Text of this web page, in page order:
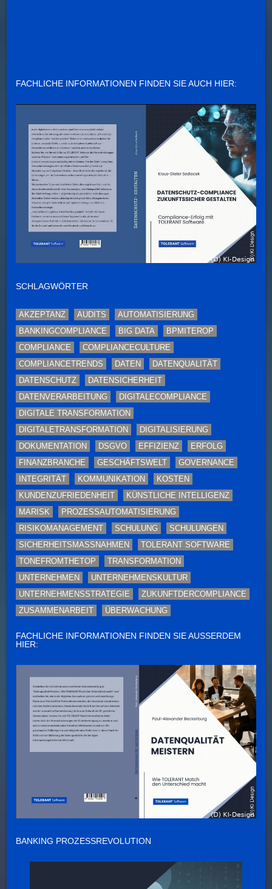
FACHLICHE INFORMATIONEN FINDEN SIE AUCH HIER:
SCHLAGWÖRTER
AKZEPTANZ AUDITS
AUTOMATISIERUNG
BANKINGCOMPLIANCE
BIG DATA
BPMITEROP
COMPLIANCE
COMPLIANCECULTURE
COMPLIANCETRENDS
DATEN
DATENQUALITÄT
DATENSCHUTZ
DATENSICHERHEIT
DATENVERARBEITUNG
DIGITALECOMPLIANCE
DIGITALE TRANSFORMATION
DIGITALETRANSFORMATION
DIGITALISIERUNG
DOKUMENTATION
DSGVO EFFIZIENZ
ERFOLG
FINANZBRANCHE
GESCHÄFTSWELT
GOVERNANCE
INTEGRITÄT
KOMMUNIKATION
KOSTEN
KUNDENZUFRIEDENHEIT
KÜNSTLICHE INTELLIGENZ
MARISK
PROZESSAUTOMATISIERUNG
RISIKOMANAGEMENT
SCHULUNG
SCHULUNGEN
SICHERHEITSMASSNAHMEN
TOLERANT SOFTWARE
TONEFROMTHETOP
TRANSFORMATION
UNTERNEHMEN
UNTERNEHMENSKULTUR
UNTERNEHMENSSTRATEGIE
ZUKUNFTDERCOMPLIANCE
ZUSAMMENARBEIT
ÜBERWACHUNG
FACHLICHE INFORMATIONEN FINDEN SIE AUSSERDEM H
IER:
BANKING PROZESSREVOLUTION